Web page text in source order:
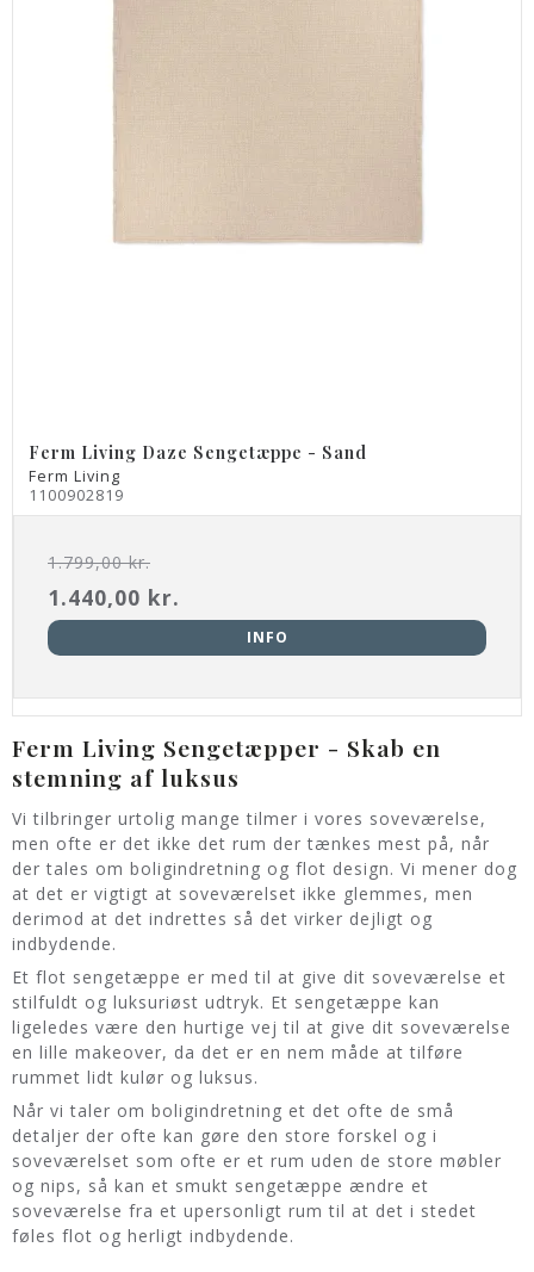
Ferm Living Daze Sengetæppe - Sand
Ferm Living
1100902819
1.799,00 kr.
1.440,00 kr.
INFO
Ferm Living Sengetæpper - Skab en
stemning af luksus
Vi tilbringer urtolig mange tilmer i vores soveværelse,
men ofte er det ikke det rum der tænkes mest på, når
der tales om boligindretning og flot design. Vi mener dog
at det er vigtigt at soveværelset ikke glemmes, men
derimod at det indrettes så det virker dejligt og
indbydende.
Et flot sengetæppe er med til at give dit soveværelse et
stilfuldt og luksuriøst udtryk. Et sengetæppe kan
ligeledes være den hurtige vej til at give dit soveværelse
en lille makeover, da det er en nem måde at tilføre
rummet lidt kulør og luksus.
Når vi taler om boligindretning et det ofte de små
detaljer der ofte kan gøre den store forskel og i
soveværelset som ofte er et rum uden de store møbler
og nips, så kan et smukt sengetæppe ændre et
soveværelse fra et upersonligt rum til at det i stedet
føles flot og herligt indbydende.